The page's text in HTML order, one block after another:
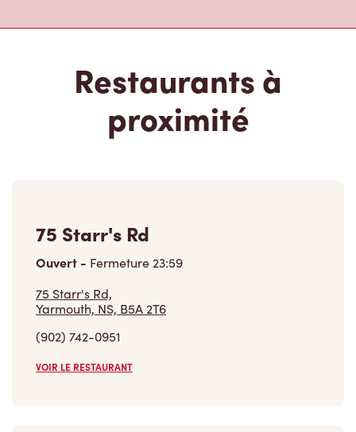
proximité
Ouvert-Fermeture
75 Starr's Rd,
Yarmouth, NS, B5A 2T6
(902) 742-0951
VOIR LE RESTAURANT